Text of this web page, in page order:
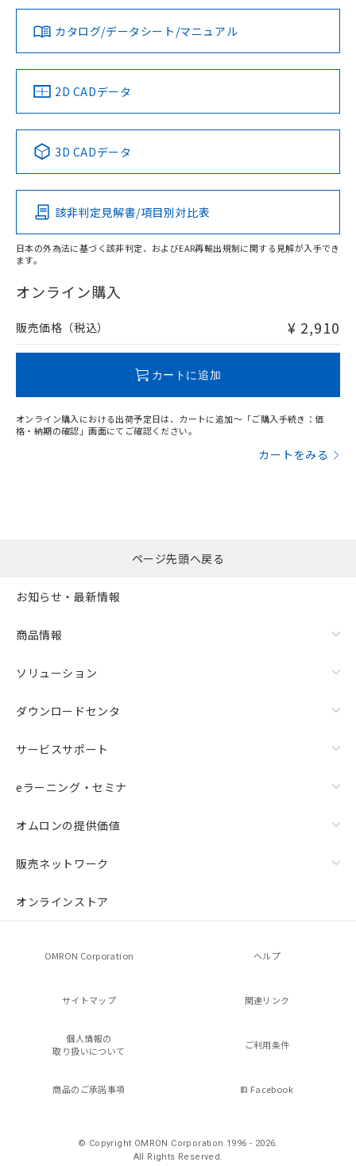
ダウンロードデータをご利用いただく前に、以下を必ずお読
みください。
ソフトウェアの使用条件
対応済み
中国 RoHS 注意事項・凡例
Pb Hg Cd Cr(VI)
O
在庫等で未対応品が混在する可能性があります。
問い合わせください。
LR型式承認
（イギリス
船舶規格）
DNV型式承認
（ノルウェー
BV型式承認
（フランス
KR型式
（韓国
No No No No
この製品の規格認証/適合状況ページへ
その他の認証はこちらのページからご検索ください
カタログ/データシート/マニュアル
2D CADデータ
3D CADデータ
該非判定見解書/項目別対比表
日本の外為法に基づく該非判定、およびEAR再輸出規制に関する見解が入手でき
ます。
オンライン購入
販売価格（税込） ¥ 2,910
カートに追加
オンライン購入における出荷予定日は、カートに追加～「ご購入手続き：価
格・納期の確認」画面にてご確認ください。
カートをみる
ページ先頭へ戻る
お知らせ・最新情報
商品情報
ソリューション
ダウンロードセンタ
サービスサポート
eラーニング・セミナ
オムロンの提供価値
販売ネットワーク
オンラインストア
OMRON Corporation ヘルプ
サイトマップ 関連リンク
個人情報の
取り扱いについて
ご利用条件
商品のご承諾事項 Facebook
© Copyright OMRON Corporation 1996 - 2026.
All Rights Reserved.